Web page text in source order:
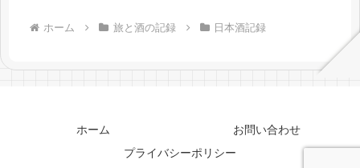
ホーム 旅と酒の記録 日本酒記録
ホーム
お問い合わせ
プライバシーポリシー